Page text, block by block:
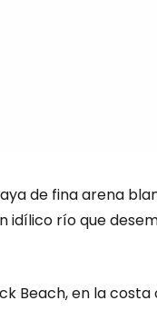
de fina arena
idílico río que
Beach, en la costa